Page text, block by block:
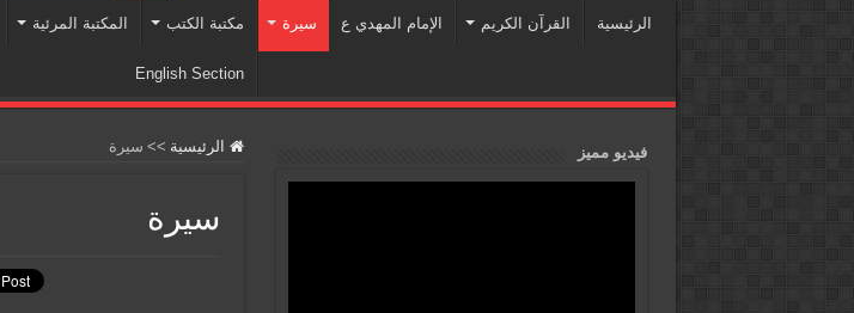
الرئيسية القرآن الكريم الإمام المهدي ع سيرة مكتبة الكتب المكتبة المرئية
English Section
الرئيسية >> سيرة
سيرة
فيديو مميز